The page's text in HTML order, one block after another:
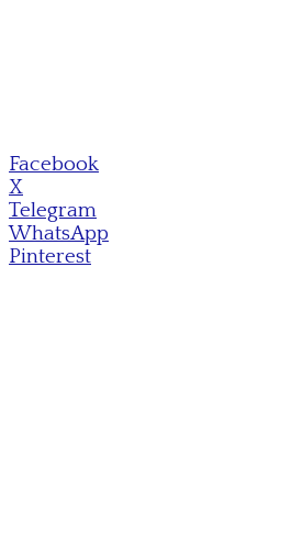
Facebook
X
Telegram
WhatsApp
Pinterest